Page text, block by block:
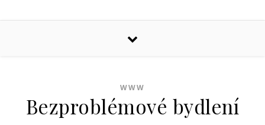
WWW
Bezproblémové bydlení